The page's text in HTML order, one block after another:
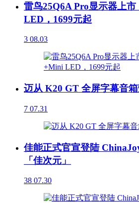
雷鸟25Q6A Pro显示器上
LED，1699元起
3 08.03
迈从 K20 GT 全屏字幕音
7 07.31
佳能正式官宣登陆
「佳次元」
38 07.30